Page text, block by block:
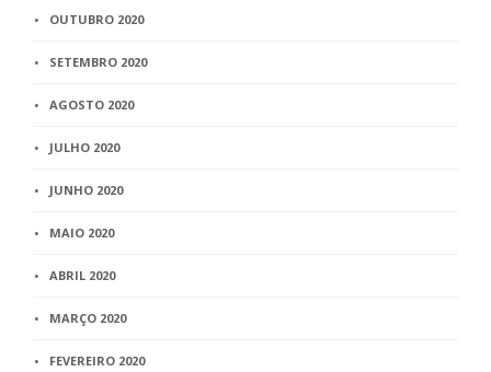
OUTUBRO 2020
SETEMBRO 2020
AGOSTO 2020
JULHO 2020
JUNHO 2020
MAIO 2020
ABRIL 2020
MARÇO 2020
FEVEREIRO 2020